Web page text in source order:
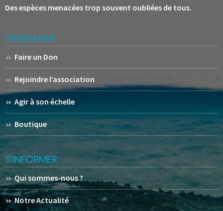
Des espèces menacées trop souvent oubliées de tous.
S’ENGAGER
Faire un Don
Rejoindre l’association
Agir à son échelle
Boutique
S’INFORMER
Qui sommes-nous ?
Notre Actualité